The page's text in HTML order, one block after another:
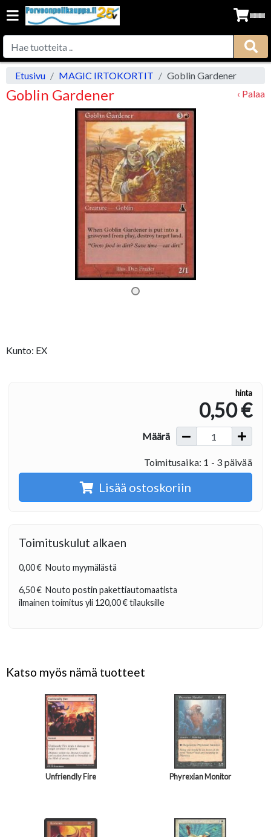
Etusivu MAGIC IRTOKORTIT Goblin Gardener
Goblin Gardener ‹ Palaa
Kunto: EX
hinta
0,50 €
Määrä
Toimitusaika: 1 - 3 päivää
Lisää ostoskoriin
Toimituskulut alkaen
0,00 € Nouto myymälästä
6,50 € Nouto postin pakettiautomaatista
ilmainen toimitus yli 120,00 €tilauksille
Katso myös nämä tuotteet
Unfriendly Fire Phyrexian Monitor